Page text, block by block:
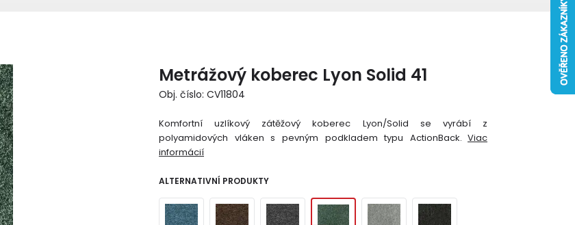
Metrážový koberec Lyon Solid 41
Obj. číslo: CV11804
Komfortní uzlíkový zátěžový koberec Lyon/Solid se vyrábí z
polyamidových vláken s pevným podkladem typu ActionBack. Viac
informácií
ALTERNATIVNÍ PRODUKTY